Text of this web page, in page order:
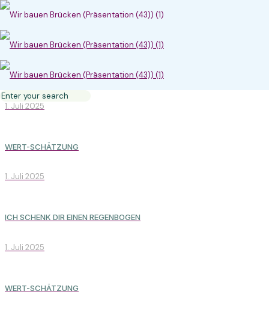
ICH SCHENK DIR EINEN REGENBOGEN
1. Juli 2025
WERT-SCHÄTZUNG
1. Juli 2025
ICH SCHENK DIR EINEN REGENBOGEN
1. Juli 2025
WERT-SCHÄTZUNG